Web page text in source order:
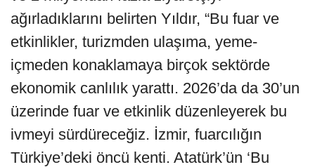
ağırladıklarını belirten Yıldır, “Bu fuar ve
etkinlikler, turizmden ulaşıma, yeme-
içmeden konaklamaya birçok sektörde
ekonomik canlılık yarattı. 2026’da da 30’un
üzerinde fuar ve etkinlik düzenleyerek bu
ivmeyi sürdüreceğiz. İzmir, fuarcılığın
Türkiye’deki öncü kenti. Atatürk’ün ‘Bu